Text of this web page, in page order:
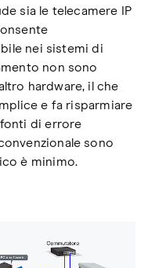
sia le telecamere IP
nei sistemi di
non sono
hardware, il che
e fa risparmiare
di errore
sono
è minimo.